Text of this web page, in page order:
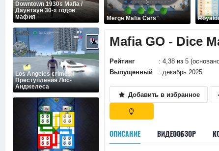
Downtown 1930s Mafia /
Даунтаун 30-х годов
мафия
Los Angeles crimes /
Преступления Лос-
Анджелеса
Merge Mafia Cars
Mafia GO - Dice
Рейтинг
: 4,38 из 5
Выпущенный
: декабрь 2025
Добавить в избранное
ОПИСАНИЕ ВИДЕООБЗОР